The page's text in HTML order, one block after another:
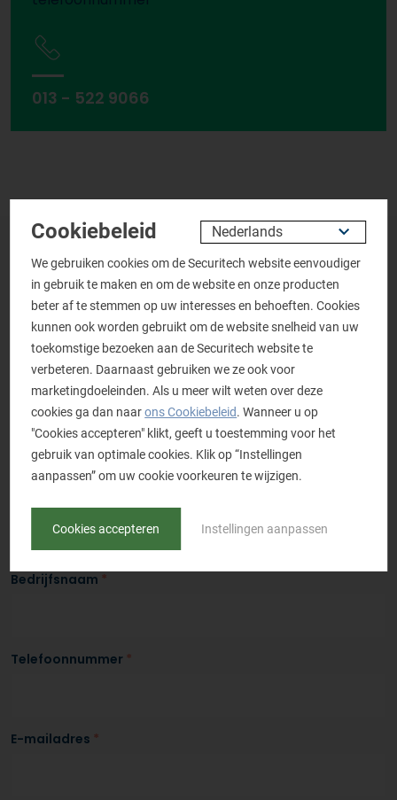
013 - 522 9066
UV lamp op maat
Meer informatie over
dit product aanvragen
Persoonlijke gegevens
Aanhef*
De heer Mevrouw
Bedrijfsnaam *
Telefoonnummer *
E-mailadres *
Cookiebeleid
We gebruiken cookies om de Securitech website eenvoudiger
in gebruik te maken en om de website en onze producten
beter af te stemmen op uw interesses en behoeften. Cookies
kunnen ook worden gebruikt om de website snelheid van uw
toekomstige bezoeken aan de Securitech website te
verbeteren. Daarnaast gebruiken we ze ook voor
marketingdoeleinden. Als u meer wilt weten over deze
cookies ga dan naar ons Cookiebeleid. Wanneer u op
"Cookies accepteren" klikt, geeft u toestemming voor het
gebruik van optimale cookies. Klik op “Instellingen
aanpassen” om uw cookie voorkeuren te wijzigen.
Cookies accepteren Instellingen aanpassen